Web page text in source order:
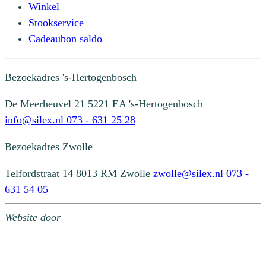
Winkel
Stookservice
Cadeaubon saldo
Bezoekadres 's-Hertogenbosch
De Meerheuvel 21 5221 EA 's-Hertogenbosch
info@silex.nl 073 - 631 25 28
Bezoekadres Zwolle
Telfordstraat 14 8013 RM Zwolle zwolle@silex.nl 073 -
631 54 05
Website door